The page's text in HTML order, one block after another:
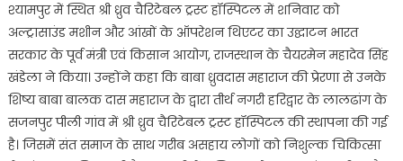
श्यामपुर में स्थित श्री ध्रुव चैरिटेबल ट्रस्ट हॉस्पिटल में शनिवार को
अल्ट्रासाउंड मशीन और आंखों के ऑपरेशन थिएटर का उद्घाटन भारत
सरकार के पूर्व मंत्री एवं किसान आयोग, राजस्थान के चैयरमेन महादेव सिंह
खंडेला ने किया।‌ उन्होंने कहा कि बाबा ध्रुवदास महाराज की प्रेरणा से उनके
शिष्य बाबा बालक दास महाराज के द्वारा तीर्थ नगरी हरिद्वार के लालढांग के
सजनपुर पीली गांव में श्री ध्रुव चैरिटेबल ट्रस्ट हॉस्पिटल की स्थापना की गई
है। जिसमें संत समाज के साथ गरीब असहाय लोगों को निशुल्क चिकित्सा